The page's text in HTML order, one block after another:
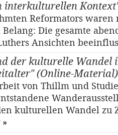
Reformators
Belang: Die gesamte
Ansichten
der kulturelle Wandel
(Online-Material)
von Thillm und
kulturellen Wandel zu
»